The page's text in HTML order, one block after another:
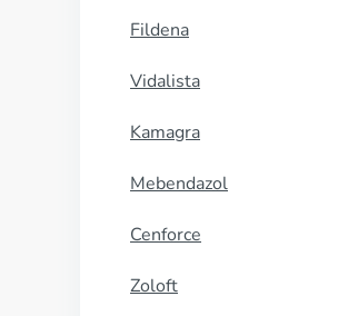
Fildena
Vidalista
Kamagra
Mebendazol
Cenforce
Zoloft